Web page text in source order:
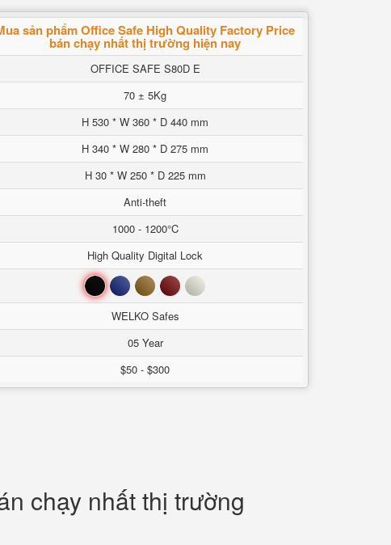
sản phẩm Office Safe High Quality Factory Price
bán chạy nhất thị trường hiện nay
OFFICE SAFE S80D E
70 ± 5Kg
H 530 * W 360 * D 440 mm
H 340 * W 280 * D 275 mm
H 30 * W 250 * D 225 mm
Anti-theft
1000 - 1200°C
High Quality Digital Lock
Đen Xanh Nâu Đỏ Trắng
WELKO Safes
05 Year
$50 - $300
chạy nhất thị trường